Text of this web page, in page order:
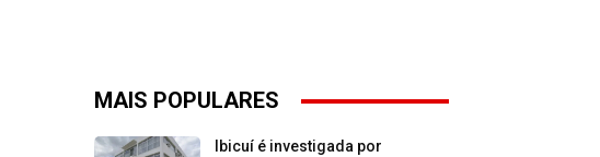
MAIS POPULARES
Ibicuí é investigada por